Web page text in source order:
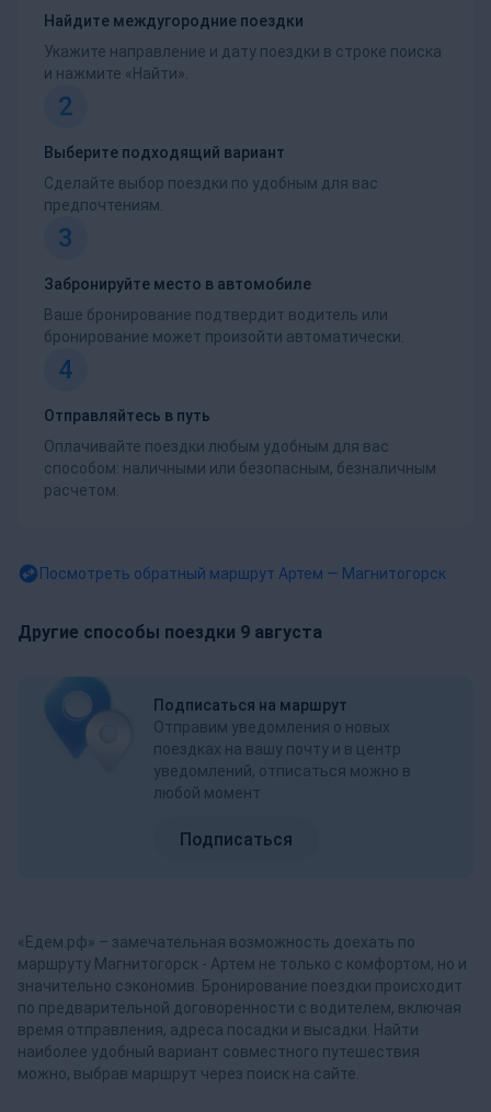
Найдите междугородние поездки
Укажите направление и дату поездки в строке поиска
и нажмите «Найти».
2
Выберите подходящий вариант
Сделайте выбор поездки по удобным для вас
предпочтениям.
3
Забронируйте место в автомобиле
Ваше бронирование подтвердит водитель или
бронирование может произойти автоматически.
4
Отправляйтесь в путь
Оплачивайте поездки любым удобным для вас
способом: наличными или безопасным, безналичным
расчетом.
Посмотреть обратный маршрут Артем — Магнитогорск
Другие способы поездки 9 августа
Подписаться на маршрут
Отправим уведомления о новых
поездках на вашу почту и в центр
уведомлений, отписаться можно в
любой момент
Подписаться
«Едем.рф» – замечательная возможность доехать по
маршруту Магнитогорск - Артем не только с комфортом, но и
значительно сэкономив. Бронирование поездки происходит
по предварительной договоренности с водителем, включая
время отправления, адреса посадки и высадки. Найти
наиболее удобный вариант совместного путешествия
можно, выбрав маршрут через поиск на сайте.